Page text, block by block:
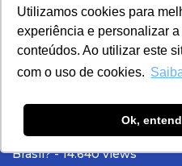
Utilizamos cookies para
experiência e personalizar a
conteúdos. Ao utilizar este
com o uso de cookies.
Ok,
Comportamiento Antiético:
qué hacer- 25.213 views
Quanto ganham os
Brasil?- 14.640 views